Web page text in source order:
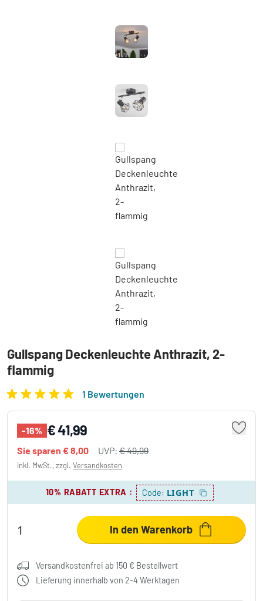
Gullspang Deckenleuchte Anthrazit, 2-
flammig
1 Bewertungen
-16% € 41,99
Sie sparen € 8,00 UVP: € 49,99
inkl. MwSt., zzgl. Versandkosten
10% RABATT EXTRA : Code: LIGHT
In den Warenkorb
Versandkostenfrei ab 150 € Bestellwert
Lieferung innerhalb von 2-4 Werktagen